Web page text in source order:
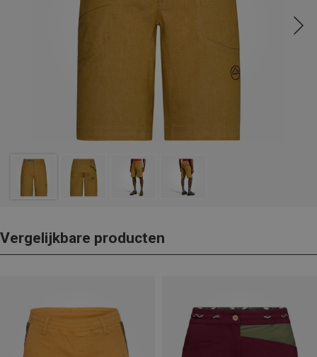
Vergelijkbare producten